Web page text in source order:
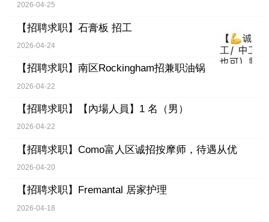
2026-04-25
【招聘求职】 石膏板 招工
2026-04-24
【招聘求职】 南区Rockingham招兼职油锅
2026-04-22
【招聘求职】 【內場人員】1 名（男）
2026-04-22
【招聘求职】 Como富人区诚招按摩师，待遇从优
2026-04-20
【招聘求职】 Fremantal 居家护理
2026-04-18